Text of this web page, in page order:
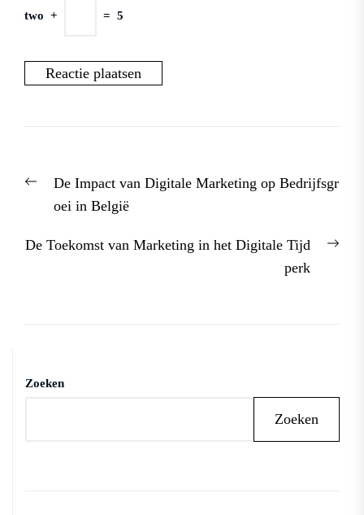
two + = 5
PreviousDe Impact van Digitale Marketing op Bedrijfsgr
oei in België
De Toekomst van Marketing in het Digitale Tijd
perk
Zoeken
Zoeken